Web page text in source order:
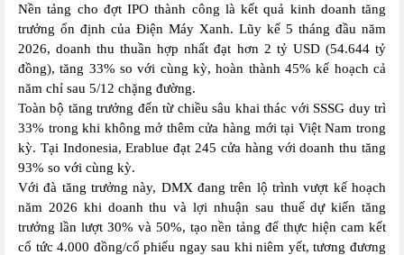
Nền tảng cho đợt IPO thành công là kết quả kinh doanh tăng
trưởng ổn định của Điện Máy Xanh. Lũy kế 5 tháng đầu năm
2026, doanh thu thuần hợp nhất đạt hơn 2 tỷ USD (54.644 tỷ
đồng), tăng 33% so với cùng kỳ, hoàn thành 45% kế hoạch cả
năm chỉ sau 5/12 chặng đường.
Toàn bộ tăng trưởng đến từ chiều sâu khai thác với SSSG duy trì
33% trong khi không mở thêm cửa hàng mới tại Việt Nam trong
kỳ. Tại Indonesia, Erablue đạt 245 cửa hàng với doanh thu tăng
93% so với cùng kỳ.
Với đà tăng trưởng này, DMX đang trên lộ trình vượt kế hoạch
năm 2026 khi doanh thu và lợi nhuận sau thuế dự kiến tăng
trưởng lần lượt 30% và 50%, tạo nền tảng để thực hiện cam kết
cổ tức 4.000 đồng/cổ phiếu ngay sau khi niêm yết, tương đương